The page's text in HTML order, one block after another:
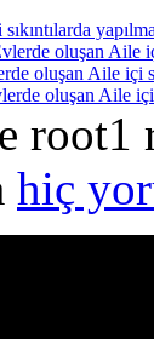
oluşan Aile
oluşan Aile içi
oluşan Aile içi
root1
hiç